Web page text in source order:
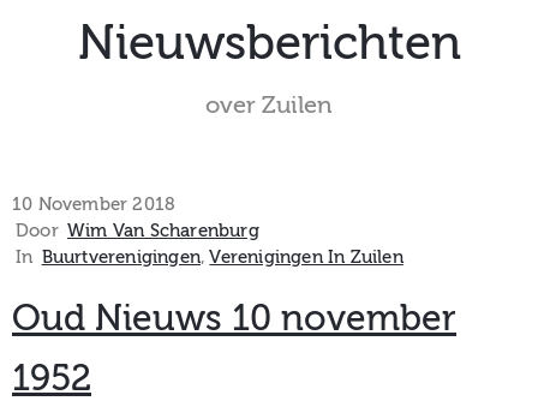
Activiteiten
Nieuwsberichten
over Zuilen
10 November 2018
Door Wim Van Scharenburg
In Buurtverenigingen‚Verenigingen In Zuilen
Oud Nieuws 10 november
1952